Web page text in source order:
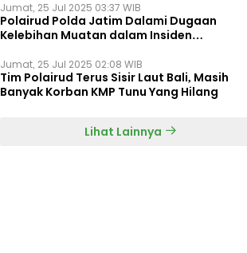
Jumat, 25 Jul 2025 03:37 WIB
Polairud Polda Jatim Dalami Dugaan
Kelebihan Muatan dalam Insiden
Jumat, 25 Jul 2025 02:08 WIB
Tim Polairud Terus Sisir Laut Bali, Masih
Banyak Korban KMP Tunu Yang Hilang
Lihat Lainnya